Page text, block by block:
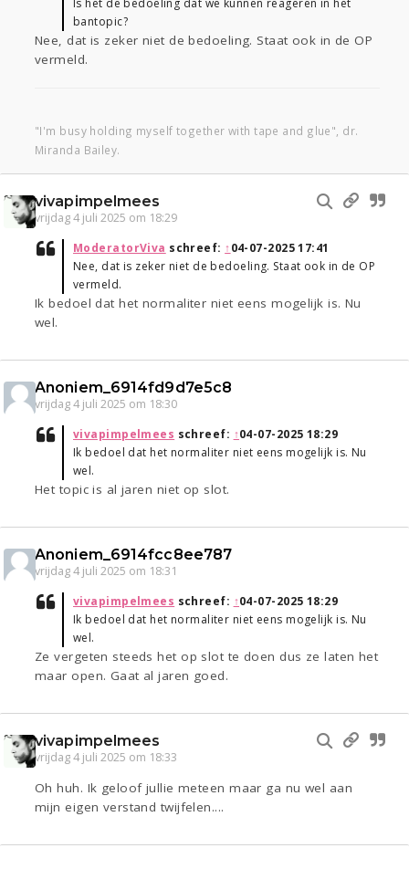
Is het de bedoeling dat we kunnen reageren in het
bantopic?
Nee, dat is zeker niet de bedoeling. Staat ook in de OP
vermeld.
"I'm busy holding myself together with tape and glue", dr.
Miranda Bailey.
vivapimpelmees
vrijdag 4 juli 2025 om 18:29
ModeratorViva schreef: ↑04-07-2025 17:41
Nee, dat is zeker niet de bedoeling. Staat ook in de OP
vermeld.
Ik bedoel dat het normaliter niet eens mogelijk is. Nu
wel.
Anoniem_6914fd9d7e5c8
vrijdag 4 juli 2025 om 18:30
vivapimpelmees schreef: ↑04-07-2025 18:29
Ik bedoel dat het normaliter niet eens mogelijk is. Nu
wel.
Het topic is al jaren niet op slot.
Anoniem_6914fcc8ee787
vrijdag 4 juli 2025 om 18:31
vivapimpelmees schreef: ↑04-07-2025 18:29
Ik bedoel dat het normaliter niet eens mogelijk is. Nu
wel.
Ze vergeten steeds het op slot te doen dus ze laten het
maar open. Gaat al jaren goed.
vivapimpelmees
vrijdag 4 juli 2025 om 18:33
Oh huh. Ik geloof jullie meteen maar ga nu wel aan
mijn eigen verstand twijfelen....